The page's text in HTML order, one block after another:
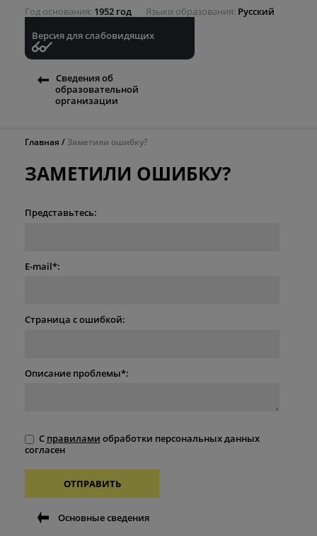
Год основания 1952 год Языки образования Русский
Версия для слабовидящих
Сведения об
образовательной
организации
Главная Заметили ошибку?
ЗАМЕТИЛИ ОШИБКУ?
Представьтесь:
E-mail*:
Страница с ошибкой:
Описание проблемы*:
С правилами обработки персональных данных
согласен
ОТПРАВИТЬ
Основные сведения